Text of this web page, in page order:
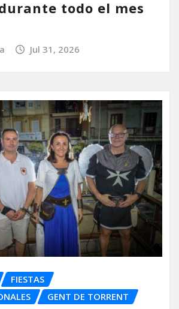
todo el mes
Jul 31, 2026
FIESTAS
GENT DE TORRENT